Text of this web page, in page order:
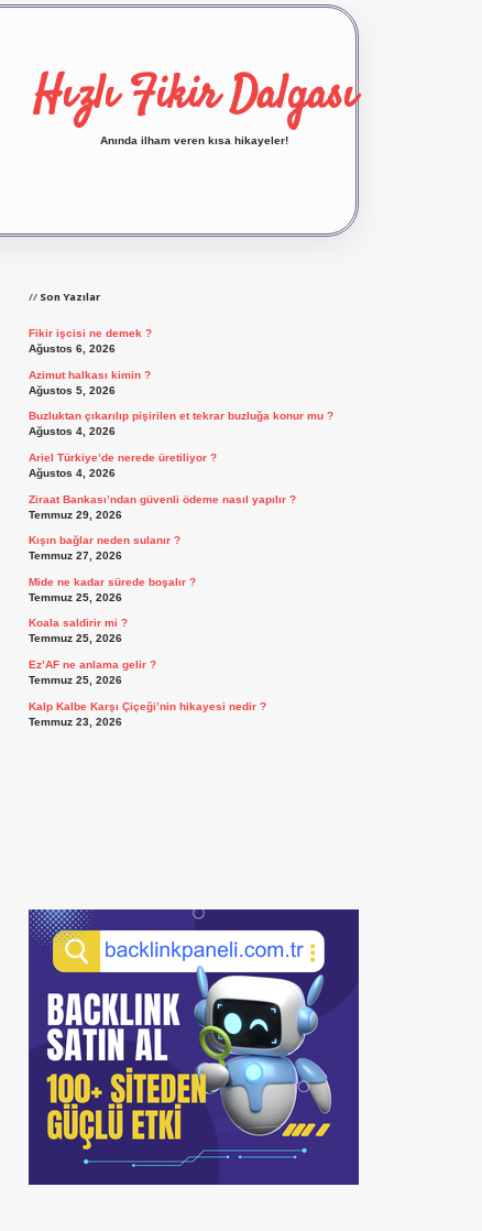
Hızlı Fikir Dalgası
Anında ilham veren kısa hikayeler!
Son Yazılar
Fikir işcisi ne demek ?
Ağustos 6, 2026
Azimut halkası kimin ?
Ağustos 5, 2026
Buzluktan çıkarılıp pişirilen et tekrar buzluğa konur mu ?
Ağustos 4, 2026
Ariel Türkiye’de nerede üretiliyor ?
Ağustos 4, 2026
Ziraat Bankası’ndan güvenli ödeme nasıl yapılır ?
Temmuz 29, 2026
Kışın bağlar neden sulanır ?
Temmuz 27, 2026
Mide ne kadar sürede boşalır ?
Temmuz 25, 2026
Koala saldirir mi ?
Temmuz 25, 2026
Ez’AF ne anlama gelir ?
Temmuz 25, 2026
Kalp Kalbe Karşı Çiçeği’nin hikayesi nedir ?
Temmuz 23, 2026